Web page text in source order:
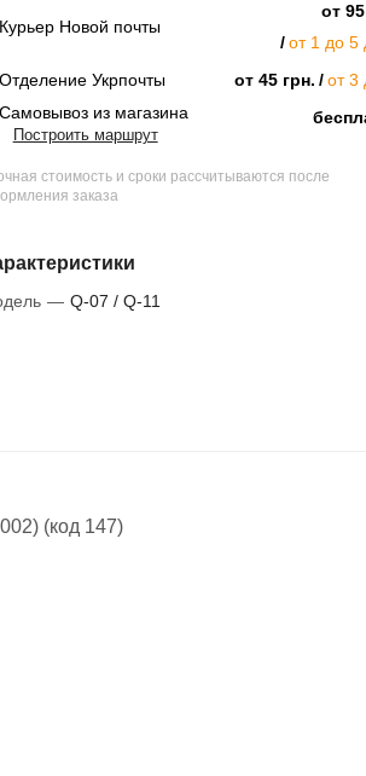
Курьер Новой почты
от
от 1 до 5
Отделение Укрпочты
от 45 грн.
от 3
Самовывоз из магазина
Построить маршрут
стоимость и сроки рассчитываются после
заказа
— Q-07 / Q-11
(код 147)